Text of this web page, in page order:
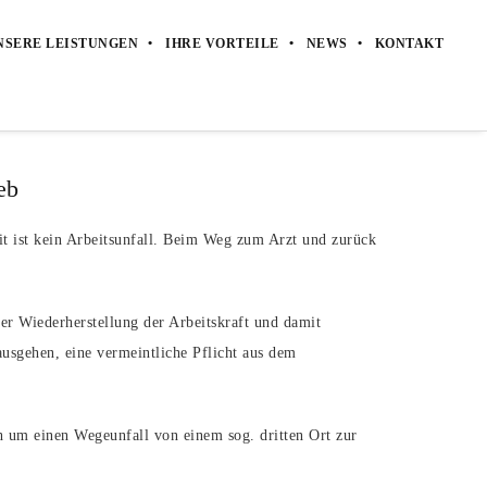
LEISTUNGEN IHRE VORTEILE NEWS KONTAKT
ist kein Arbeitsunfall. Beim Weg zum Arzt und zurück
Wiederherstellung der Arbeitskraft und damit
eine vermeintliche Pflicht aus dem
um einen Wegeunfall von einem sog. dritten Ort zur